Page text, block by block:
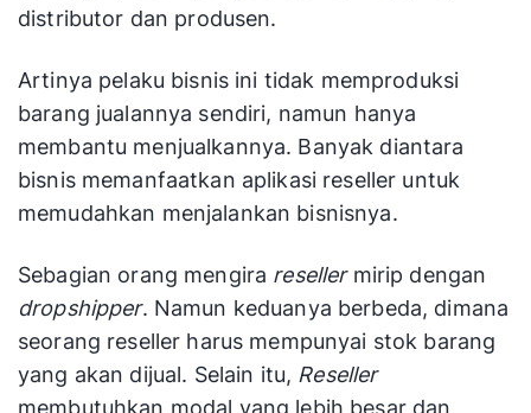
distributor dan produsen.
Artinya pelaku bisnis ini tidak memproduksi
barang jualannya sendiri, namun hanya
membantu menjualkannya. Banyak diantara
bisnis memanfaatkan aplikasi reseller untuk
memudahkan menjalankan bisnisnya.
Sebagian orang mengira resellermirip dengan
dropshipper. Namun keduanya berbeda, dimana
seorang reseller harus mempunyai stok barang
yang akan dijual. Selain itu, Reseller
membutuhkan modal yang lebih besar dan